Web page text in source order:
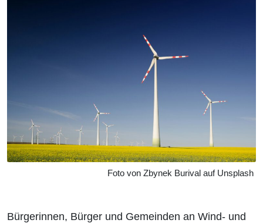
Foto von Zbynek Burival auf Unsplash
Bürgerinnen, Bürger und Gemeinden an Wind- und